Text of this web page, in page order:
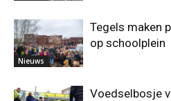
Nieuws
Tegels maken
op schoolplein
Voedselbosje